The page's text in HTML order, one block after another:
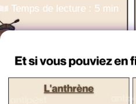
Temps de lecture : 5 min